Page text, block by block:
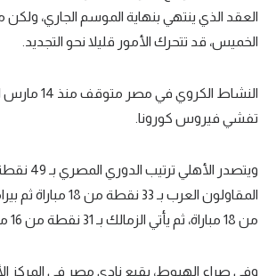
العقد الذي ينتهي بنهاية الموسم الجاري،
الخميس، قد تتحرك الأمور قليلا نحو التجديد.
النشاط الكروي
تفشي فيروس كورونا.
من 18 مباراة، ثم يأتي الزمالك بـ 31 نقطة من 16 مباراة.